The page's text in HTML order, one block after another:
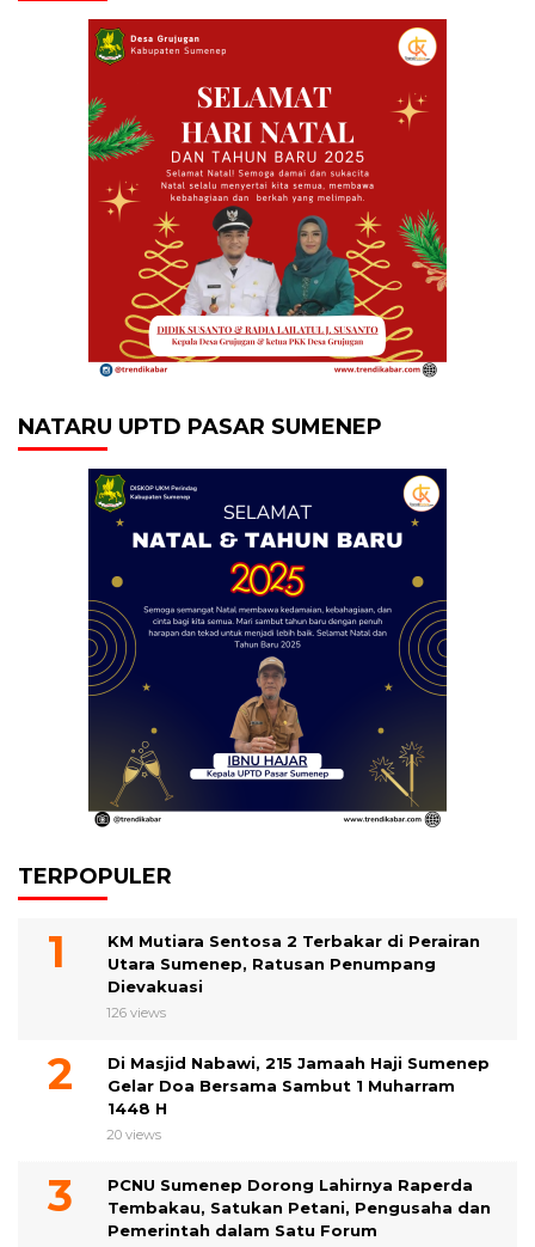
NATARU UPTD PASAR SUMENEP
TERPOPULER
KM Mutiara Sentosa 2 Terbakar di Perairan
Utara Sumenep, Ratusan Penumpang
Dievakuasi
126 views
Di Masjid Nabawi, 215 Jamaah Haji Sumenep
Gelar Doa Bersama Sambut 1 Muharram
1448 H
20 views
PCNU Sumenep Dorong Lahirnya Raperda
Tembakau, Satukan Petani, Pengusaha dan
Pemerintah dalam Satu Forum